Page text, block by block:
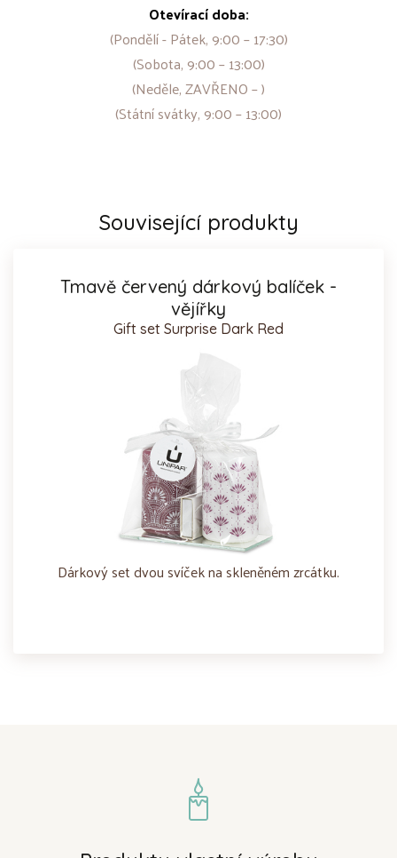
Otevírací doba:
(Pondělí - Pátek, 9:00 – 17:30)
(Sobota, 9:00 – 13:00)
(Neděle, ZAVŘENO – )
(Státní svátky, 9:00 – 13:00)
Související produkty
Tmavě červený dárkový balíček -
vějířky
Gift set Surprise Dark Red
Dárkový set dvou svíček na skleněném zrcátku.